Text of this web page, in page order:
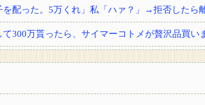
配った。5万くれ」私「ハァ？」→拒否したら
つをもらった。すると術後不思議な現象が…家族